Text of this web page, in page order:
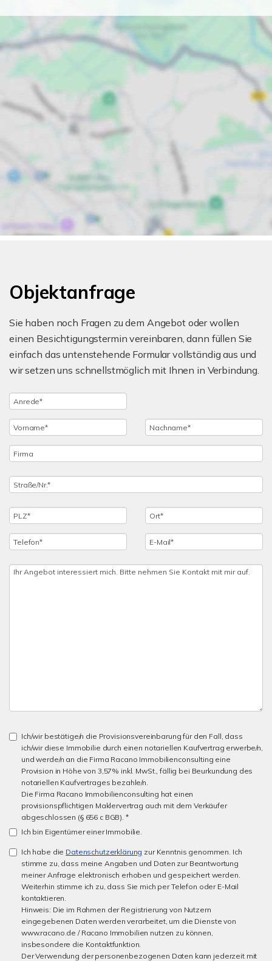
Objektanfrage
Sie haben noch Fragen zu dem Angebot oder wollen
einen Besichtigungstermin vereinbaren, dann füllen Sie
einfach das untenstehende Formular vollständig aus und
wir setzen uns schnellstmöglich mit Ihnen in Verbindung.
Ich/wir bestätige/n die Provisionsvereinbarung für den Fall, dass
ich/wir diese Immobilie durch einen notariellen Kaufvertrag erwerbe/n,
und werde/n an die Firma Racano Immobilienconsulting eine
Provision in Höhe von 3,57% inkl. MwSt., fällig bei Beurkundung des
notariellen Kaufvertrages bezahle/n.
Die Firma Racano Immobilienconsulting hat einen
provisionspflichtigen Maklervertrag auch mit dem Verkäufer
abgeschlossen (§ 656 c BGB). *
Ich bin Eigentümer einer Immobilie.
Ich habe die Datenschutzerklärung zur Kenntnis genommen. Ich
stimme zu, dass meine Angaben und Daten zur Beantwortung
meiner Anfrage elektronisch erhoben und gespeichert werden.
Weiterhin stimme ich zu, dass Sie mich per Telefon oder E-Mail
kontaktieren.
Hinweis: Die im Rahmen der Registrierung von Nutzern
eingegebenen Daten werden verarbeitet, um die Dienste von
www.racano.de / Racano Immobilien nutzen zu können,
insbesondere die Kontaktfunktion.
Der Verwendung der personenbezogenen Daten kann jederzeit mit